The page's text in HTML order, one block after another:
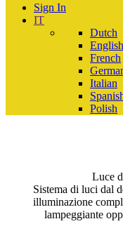
Sign In
IT
Dutch
English
French
Italian
Polish
Luce
Sistema di luci dal
illuminazione
lampeggiante